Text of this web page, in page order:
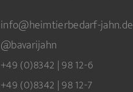
info@heimtierbedarf-jahn.de
@bavarijahn
+49 (0)8342 | 98 12-6
+49 (0)8342 | 98 12-7